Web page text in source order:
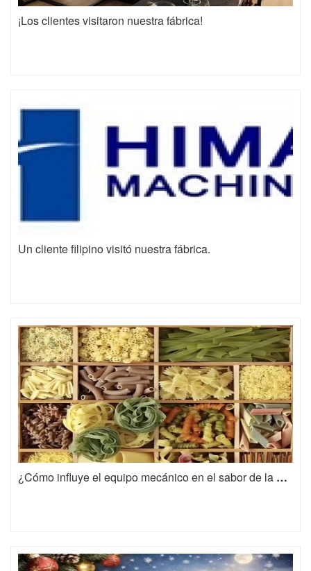
¡Los clientes visitaron nuestra fábrica!
Un cliente filipino visitó nuestra fábrica.
¿Cómo influye el equipo mecánico en el sabor de la pasta?